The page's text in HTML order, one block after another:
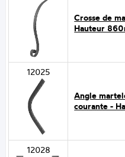
Crosse de
Hauteur
12025
Angle
courante -
12028